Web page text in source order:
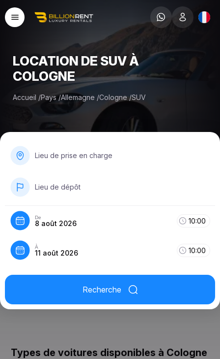
LOCATION DE SUV À
COLOGNE
Accueil /Pays /Allemagne /Cologne /SUV
Lieu de prise en charge
Lieu de dépôt
De
8 août 2026 10:00
À
11 août 2026 10:00
Recherche
Types de voitures disponibles à Cologne